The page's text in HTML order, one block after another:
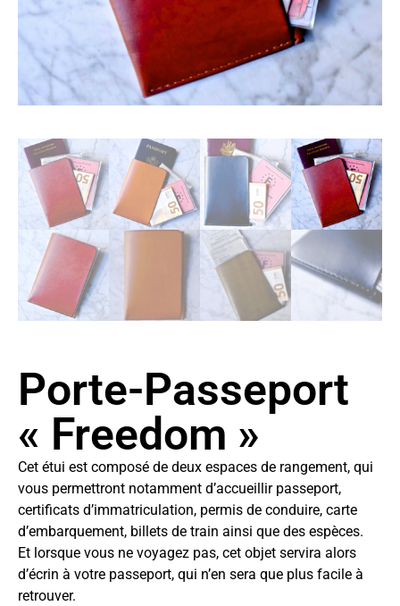
Porte-Passeport
« Freedom »
Cet étui est composé de deux espaces de rangement, qui
vous permettront notamment d’accueillir passeport,
certificats d’immatriculation, permis de conduire, carte
d’embarquement, billets de train ainsi que des espèces.
Et lorsque vous ne voyagez pas, cet objet servira alors
d’écrin à votre passeport, qui n’en sera que plus facile à
retrouver.